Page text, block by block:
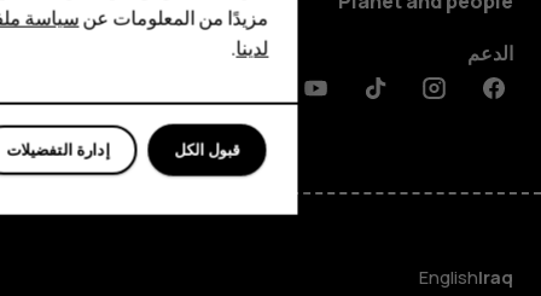
HMD Watch
للأعمال
الدعم
Facebook
Instagram
Tiktok
Youtube
Linkedin
Discord
Iraq
English
مزيدًا من المعلومات عنسياسة
لدينا.
إدارة التفضيلات قبول الكل